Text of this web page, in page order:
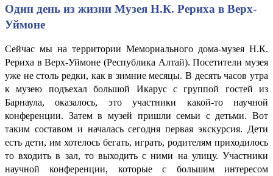
Один день из жизни Музея Н.К. Рериха в Верх-
Уймоне
Сейчас мы на территории Мемориального дома-музея Н.К.
Рериха в Верх-Уймоне (Республика Алтай). Посетители музея
уже не столь редки, как в зимние месяцы. В десять часов утра
к музею подъехал большой Икарус с группой гостей из
Барнаула, оказалось, это участники какой-то научной
конференции. Затем в музей пришли семьи с детьми. Вот
таким составом и началась сегодня первая экскурсия. Дети
есть дети, им хотелось бегать, играть, родителям приходилось
то входить в зал, то выходить с ними на улицу. Участники
научной конференции, которые с большим интересом